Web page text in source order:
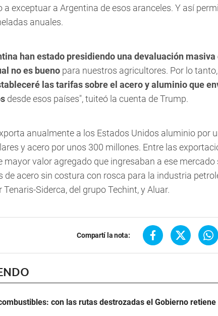
a exceptuar a Argentina de esos aranceles. Y así
anuales.
han estado presidiendo una devaluación masiva
no es bueno para nuestros agricultores. Por lo tanto,
las tarifas sobre el acero y aluminio que
desde esos países", tuiteó la cuenta de Trump.
anualmente a los Estados Unidos aluminio por
y acero por unos 300 millones. Entre las
mayor valor agregado que ingresaban a ese mercado
de acero sin costura con rosca para la industria
Siderca, del grupo Techint, y Aluar.
Compartí la nota:
con las rutas destrozadas el Gobierno